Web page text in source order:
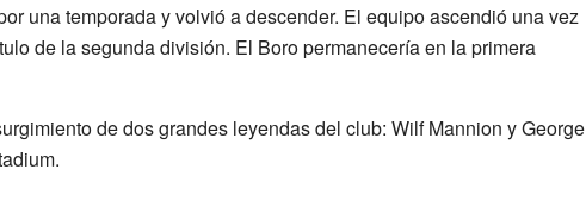
una temporada y volvió a descender. El equipo ascendió una vez
de la segunda división. El Boro permanecería en la primera
de dos grandes leyendas del club: Wilf Mannion y George